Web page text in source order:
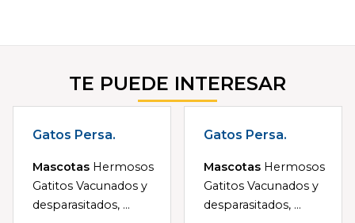
TE PUEDE INTERESAR
Gatos Persa.
Mascotas Hermosos
Gatitos Vacunados y
desparasitados, ...
Gatos Persa.
Mascotas Hermosos
Gatitos Vacunados y
desparasitados, ...